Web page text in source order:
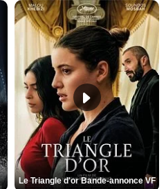
Le Triangle d'or Bande-annonce VF